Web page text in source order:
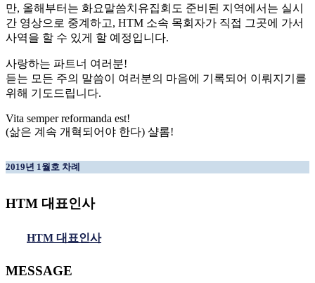
만, 올해부터는 화요말씀치유집회도 준비된 지역에서는 실시
간 영상으로 중계하고, HTM 소속 목회자가 직접 그곳에 가서
사역을 할 수 있게 할 예정입니다.
사랑하는 파트너 여러분!
듣는 모든 주의 말씀이 여러분의 마음에 기록되어 이뤄지기를
위해 기도드립니다.
Vita semper reformanda est!
(삶은 계속 개혁되어야 한다) 샬롬!
2019년 1월호 차례
HTM 대표인사
HTM 대표인사
MESSAGE